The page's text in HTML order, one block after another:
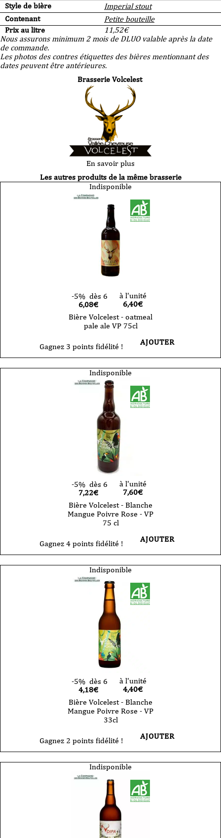
Style de bière
Imperial stout
Contenant
Petite bouteille
Prix au litre
11,52€
Nous assurons minimum 2 mois de DLUO valable après la date
de commande.
Les photos des contres étiquettes des bières mentionnant des
dates peuvent être antérieures.
Brasserie Volcelest
En savoir plus
Les autres produits de la même brasserie
Indisponible
-5% dès 6
6,08€
à l'unité
6,40€
Bière Volcelest - oatmeal
pale ale VP 75cl
Gagnez 3 points fidélité ! AJOUTER
Indisponible
-5% dès 6
7,22€
à l'unité
7,60€
Bière Volcelest - Blanche
Mangue Poivre Rose - VP
75 cl
Gagnez 4 points fidélité ! AJOUTER
Indisponible
-5% dès 6
4,18€
à l'unité
4,40€
Bière Volcelest - Blanche
Mangue Poivre Rose - VP
33cl
Gagnez 2 points fidélité ! AJOUTER
Indisponible